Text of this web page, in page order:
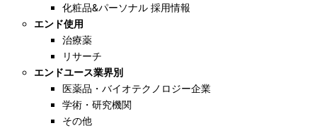
化粧品&パーソナル 採用情報
エンド使用
治療薬
リサーチ
エンドユース業界別
医薬品・バイオテクノロジー企業
学術・研究機関
その他